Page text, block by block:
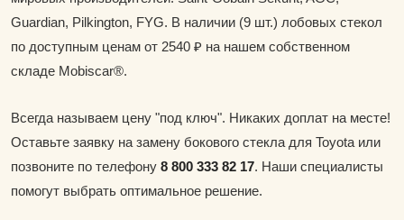
Guardian, Pilkington, FYG. В наличии (9 шт.) лобовых стекол
по доступным ценам от 2540 ₽ на нашем собственном
складе Mobiscar®.
Всегда называем цену "под ключ". Никаких доплат на месте!
Оставьте заявку на замену бокового стекла для Toyota или
позвоните по телефону 8 800 333 82 17. Наши специалисты
помогут выбрать оптимальное решение.